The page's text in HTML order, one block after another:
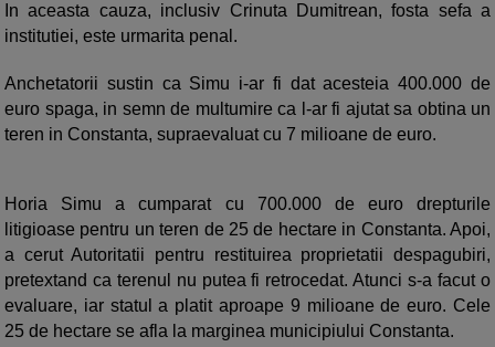
In aceasta cauza, inclusiv Crinuta Dumitrean, fosta sefa a
institutiei, este urmarita penal.
Anchetatorii sustin ca Simu i-ar fi dat acesteia 400.000 de
euro spaga, in semn de multumire ca l-ar fi ajutat sa obtina un
teren in Constanta, supraevaluat cu 7 milioane de euro.
Horia Simu a cumparat cu 700.000 de euro drepturile
litigioase pentru un teren de 25 de hectare in Constanta. Apoi,
a cerut Autoritatii pentru restituirea proprietatii despagubiri,
pretextand ca terenul nu putea fi retrocedat. Atunci s-a facut o
evaluare, iar statul a platit aproape 9 milioane de euro. Cele
25 de hectare se afla la marginea municipiului Constanta.